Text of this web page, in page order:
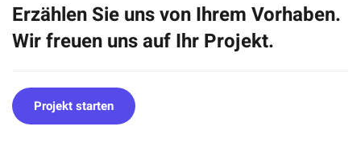
Erzählen Sie uns von Ihrem Vorhaben.
Wir freuen uns auf Ihr Projekt.
Projekt starten